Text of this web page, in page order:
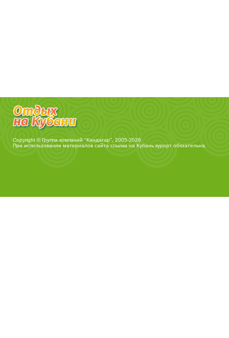
Copyright © Группа компаний "Кандагар", 2005-2026
При использовании материалов сайта ссылка на Кубань курорт обязательна.